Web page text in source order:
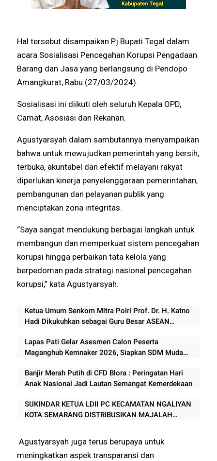
Hal tersebut disampaikan Pj Bupati Tegal dalam
acara Sosialisasi Pencegahan Korupsi Pengadaan
Barang dan Jasa yang berlangsung di Pendopo
Amangkurat, Rabu (27/03/2024).
Sosialisasi ini diikuti oleh seluruh Kepala OPD,
Camat, Asosiasi dan Rekanan.
Agustyarsyah dalam sambutannya menyampaikan
bahwa untuk mewujudkan pemerintah yang bersih,
terbuka, akuntabel dan efektif melayani rakyat
diperlukan kinerja penyelenggaraan pemerintahan,
pembangunan dan pelayanan publik yang
menciptakan zona integritas.
“Saya sangat mendukung berbagai langkah untuk
membangun dan memperkuat sistem pencegahan
korupsi hingga perbaikan tata kelola yang
berpedoman pada strategi nasional pencegahan
korupsi,” kata Agustyarsyah.
Ketua Umum Senkom Mitra Polri Prof. Dr. H. Katno
Hadi Dikukuhkan sebagai Guru Besar ASEAN
Lapas Pati Gelar Asesmen Calon Peserta
Maganghub Kemnaker 2026, Siapkan SDM Muda
Banjir Merah Putih di CFD Blora : Peringatan Hari
Anak Nasional Jadi Lautan Semangat Kemerdekaan
SUKINDAR KETUA LDII PC KECAMATAN NGALIYAN
KOTA SEMARANG DISTRIBUSIKAN MAJALAH
Agustyarsyah juga terus berupaya untuk
meningkatkan aspek transparansi dan